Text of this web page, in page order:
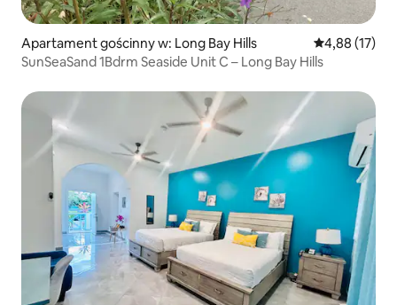
Apartament gościnny w: Long Bay Hills Średnia
4,88 (17)
SunSeaSand 1Bdrm Seaside Unit C – Long Bay Hills